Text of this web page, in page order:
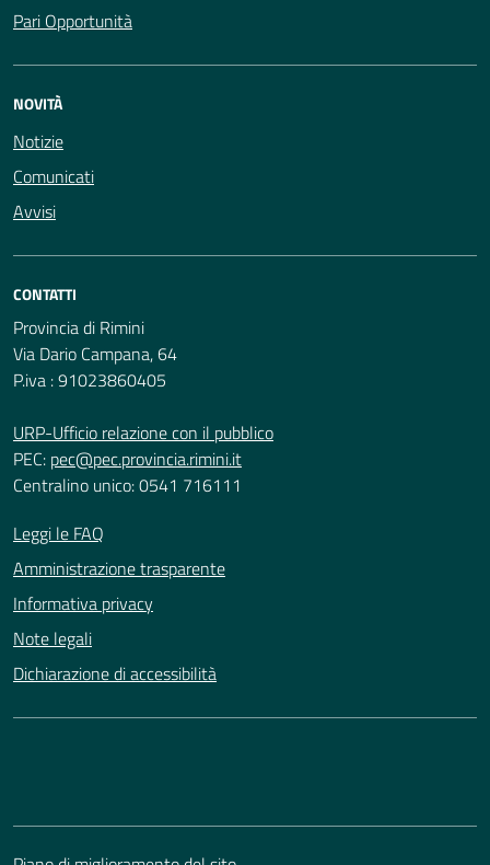
Pari Opportunità
NOVITÀ
Notizie
Comunicati
Avvisi
CONTATTI
Provincia di Rimini
Via Dario Campana, 64
P.iva : 91023860405
URP-Ufficio relazione con il pubblico
PEC: pec@pec.provincia.rimini.it
Centralino unico: 0541 716111
Leggi le FAQ
Amministrazione trasparente
Informativa privacy
Note legali
Dichiarazione di accessibilità